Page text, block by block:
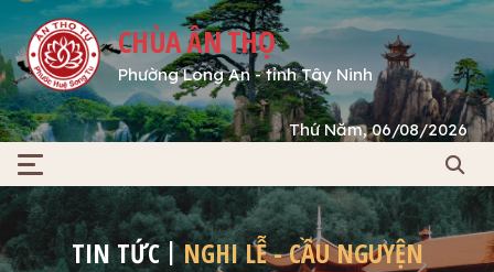
CHÙA ÂN THỌ
Phường Long An - tỉnh Tây Ninh
Thứ Năm, 06/08/2026
TIN TỨC NGHI LỄ - CẦU NGUYỆN